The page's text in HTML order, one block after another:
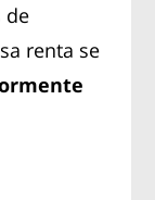
de
renta se